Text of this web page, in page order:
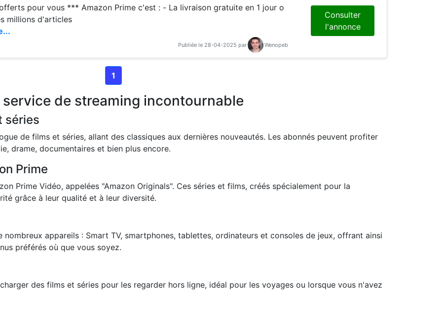
Amazon Prime c'est : - La livraison gratuite en 1 jour o
millions d'articles
Publiée le 28-04-2025 par Wenopeb
Consulter
l'annonce
1
de streaming incontournable
séries
de films et séries, allant des classiques aux dernières nouveautés. Les abonnés peuvent profiter
drame, documentaires et bien plus encore.
Prime
Prime Vidéo, appelées "Amazon Originals". Ces séries et films, créés spécialement pour la
grâce à leur qualité et à leur diversité.
appareils : Smart TV, smartphones, tablettes, ordinateurs et consoles de jeux, offrant ainsi
préférés où que vous soyez.
des films et séries pour les regarder hors ligne, idéal pour les voyages ou lorsque vous n'avez